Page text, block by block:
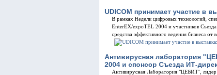
UDICOM принимает участие в
В рамках Недели цифровых технологий,
EnterEX/expoTEL 2004 и участников
средства эффективного ведения бизнеса
Антивирусная лаборатория
2004 и спонсор Съезда ИТ-
Антивирусная Лаборатория "ЦЕБИТ", лидер